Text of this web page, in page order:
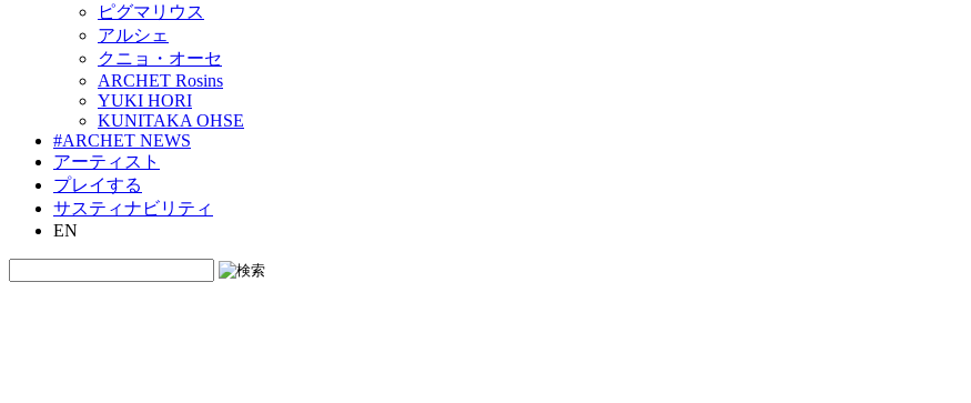
ピグマリウス
アルシェ
クニョ・オーセ
ARCHET Rosins
YUKI HORI
KUNITAKA OHSE
#ARCHET NEWS
アーティスト
プレイする
サスティナビリティ
EN